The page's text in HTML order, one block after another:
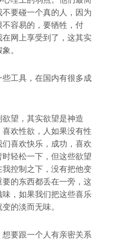
要碰一个真的人，因为
容易的，要牺牲，付
网上享受到了，这其实
。
工具，在国内有很多成
望，其实欲望是神造
欢性欲，人如果没有性
喜欢快乐，成功，喜欢
轻松一下，但这些欲望
控制之下，没有把他变
的东西都丢在一旁，这
，如果我们把这些喜乐
的淡而无味。
要跟一个人有亲密关系